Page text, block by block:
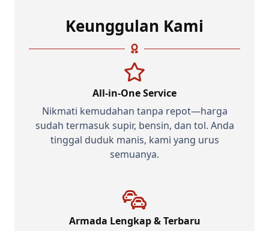
Keunggulan Kami
All-in-One Service
Nikmati kemudahan tanpa repot—harga
sudah termasuk supir, bensin, dan tol. Anda
tinggal duduk manis, kami yang urus
semuanya.
Armada Lengkap & Terbaru